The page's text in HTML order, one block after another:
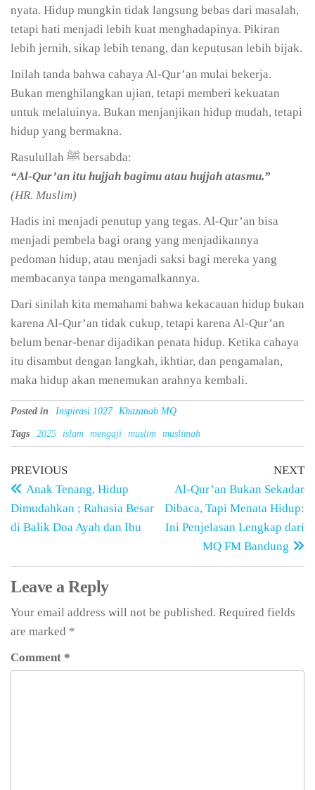
nyata. Hidup mungkin tidak langsung bebas dari masalah,
tetapi hati menjadi lebih kuat menghadapinya. Pikiran
lebih jernih, sikap lebih tenang, dan keputusan lebih bijak.
Inilah tanda bahwa cahaya Al-Qur’an mulai bekerja.
Bukan menghilangkan ujian, tetapi memberi kekuatan
untuk melaluinya. Bukan menjanjikan hidup mudah, tetapi
hidup yang bermakna.
Rasulullah ﷺ bersabda:
“Al-Qur’an itu hujjah bagimu atau hujjah atasmu.”
(HR. Muslim)
Hadis ini menjadi penutup yang tegas. Al-Qur’an bisa
menjadi pembela bagi orang yang menjadikannya
pedoman hidup, atau menjadi saksi bagi mereka yang
membacanya tanpa mengamalkannya.
Dari sinilah kita memahami bahwa kekacauan hidup bukan
karena Al-Qur’an tidak cukup, tetapi karena Al-Qur’an
belum benar-benar dijadikan penata hidup. Ketika cahaya
itu disambut dengan langkah, ikhtiar, dan pengamalan,
maka hidup akan menemukan arahnya kembali.
Posted in Inspirasi 1027 Khazanah MQ
Tags 2025 islam mengaji muslim muslimah
Post
navigation
Previous
Post
PREVIOUS
Anak Tenang, Hidup
Dimudahkan ; Rahasia Besar
di Balik Doa Ayah dan Ibu
NEXT
Al-Qur’an Bukan Sekadar
Dibaca, Tapi Menata Hidup:
Ini Penjelasan Lengkap dari
MQ FM Bandung
Leave a Reply
Your email address will not be published. Required fields
are marked *
Comment *